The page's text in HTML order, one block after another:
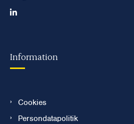
Information
Cookies
Persondatapolitik